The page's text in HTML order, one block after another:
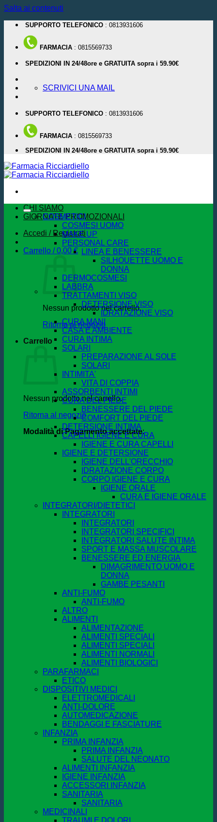
Salta ai contenuti
SUPPORTO TELEFONICO : 0813931606
FARMACIA : 0815569733
SPEDIZIONI IN 24/48ore e GRATUITA sopra i 59.90€
SCRIVICI UNA MAIL
SUPPORTO TELEFONICO : 0813931606
FARMACIA : 0815569733
SPEDIZIONI IN 24/48ore e GRATUITA sopra i 59.90€
CHI SIAMO
GIORNATE PROMOZIONALI
Accedi / Registrati
Carrello /0,00 €
Nessun prodotto nel carrello.
Ritorna al negozio
Carrello
Nessun prodotto nel carrello.
Ritorna al negozio
Modalità di Pagamento accettate:
COSMETICI
COSMESI UOMO
MAKE UP
PERSONAL CARE
LINEA E BENESSERE
SILHOUETTE UOMO E
DONNA
DERMOCOSMESI
LABBRA
TRATTAMENTI VISO
DETERSIONE VISO
IDRATAZIONE VISO
CURA MANI
CASA E AMBIENTE
CURA INTIMA
SOLARI
PREPARAZIONE AL SOLE
SOLARI
INTIMITA'
VITA DI COPPIA
ASSORBENTI INTIMI
CURA DEL PIEDE
BENESSERE DEL PIEDE
COMFORT DEL PIEDE
DETERSIONE INTIMA
CAPELLI IGIENE E CURA
IGIENE E CURA CAPELLI
IGIENE E DETERSIONE
IGIENE DELL'ORECCHIO
IDRATAZIONE CORPO
CORPO IGIENE E CURA
IGIENE ORALE
CURA E IGIENE ORALE
INTEGRATORI/DIETETICI
INTEGRATORI
INTEGRATORI
INTEGRATORI SPECIFICI
INTEGRATORI SALUTE INTIMA
SPORT E MASSA MUSCOLARE
BENESSERE ED ENERGIA
DIMAGRIMENTO UOMO E
DONNA
GAMBE PESANTI
ANTI-FUMO
ANTI-FUMO
ALTRO
ALIMENTI
ALIMENTAZIONE
ALIMENTI SPECIALI
ALIMENTI SPECIALI
ALIMENTI NORMALI
ALIMENTI BIOLOGICI
PARAFARMACI
ETICO
DISPOSITIVI MEDICI
ELETTROMEDICALI
ANTI-DOLORE
AUTOMEDICAZIONE
BENDAGGI E FASCIATURE
INFANZIA
PRIMA INFANZIA
PRIMA INFANZIA
SALUTE DEL NEONATO
ALIMENTI INFANZIA
IGIENE INFANZIA
ACCESSORI INFANZIA
SANITARIA
SANITARIA
MEDICINALI
TRAUMI E DOLORI